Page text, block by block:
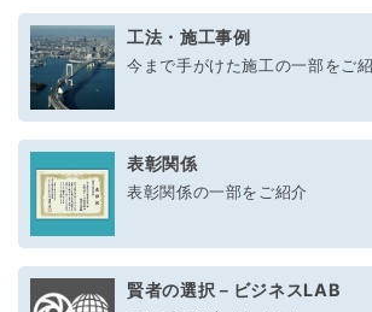
工法・施工事例
今まで手がけた施工の一部をご
表彰関係
表彰関係の一部をご紹介
賢者の選択－ビジネスLAB